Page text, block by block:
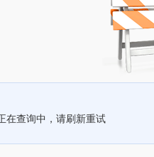
在查询中，请刷新重试